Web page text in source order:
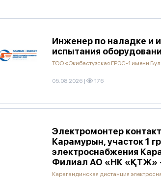
Инженер по наладке и
испытания
ТОО «Экибастузская ГРЭС-1 имени
05.08.2026 | 176
Электромонтер
Карамурын, участок 1
электроснабжения
Филиал АО «НК «ҚТЖ» -
Карагандинская дистанция